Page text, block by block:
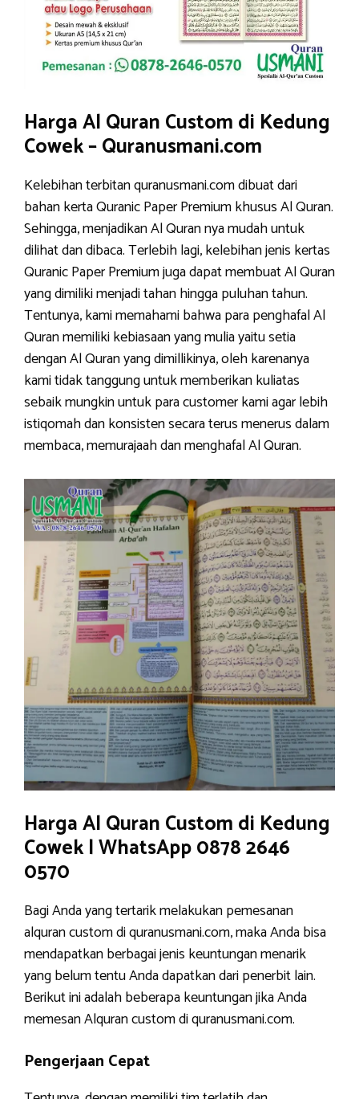
Harga Al Quran Custom di Kedung
Cowek – Quranusmani.com
Kelebihan terbitan quranusmani.com dibuat dari
bahan kerta Quranic Paper Premium khusus Al Quran.
Sehingga, menjadikan Al Quran nya mudah untuk
dilihat dan dibaca. Terlebih lagi, kelebihan jenis kertas
Quranic Paper Premium juga dapat membuat Al Quran
yang dimiliki menjadi tahan hingga puluhan tahun.
Tentunya, kami memahami bahwa para penghafal Al
Quran memiliki kebiasaan yang mulia yaitu setia
dengan Al Quran yang dimillikinya, oleh karenanya
kami tidak tanggung untuk memberikan kuliatas
sebaik mungkin untuk para customer kami agar lebih
istiqomah dan konsisten secara terus menerus dalam
membaca, memurajaah dan menghafal Al Quran.
Harga Al Quran Custom di Kedung
Cowek | WhatsApp 0878 2646
0570
Bagi Anda yang tertarik melakukan pemesanan
alquran custom di quranusmani.com, maka Anda bisa
mendapatkan berbagai jenis keuntungan menarik
yang belum tentu Anda dapatkan dari penerbit lain.
Berikut ini adalah beberapa keuntungan jika Anda
memesan Alquran custom di quranusmani.com.
Pengerjaan Cepat